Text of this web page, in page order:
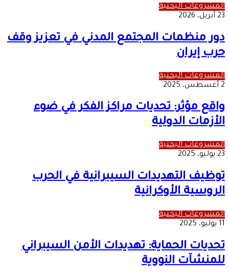
المشروعات البحثية
23 أبريل، 2026
دور منظمات المجتمع المدني في تعزيز وقف
حرب إيران
المشروعات البحثية
2 أغسطس، 2025
واقع مؤثر: تحديات مراكز الفكر في ضوء
الأزمات الدولية
المشروعات البحثية
23 يوليو، 2025
توظيف التهديدات السيبرانية في الحرب
الروسية الأوكرانية
المشروعات البحثية
11 يوليو، 2025
تحديات الحماية: تهديدات الأمن السيبراني
للمنشآت النووية